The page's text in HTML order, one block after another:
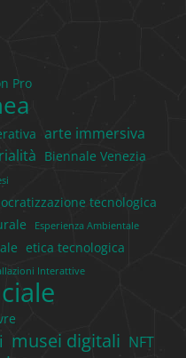
Pro
arte immersiva
Biennale Venezia
tecnologica
Esperienza Ambientale
etica tecnologica
Interattive
musei digitali NFT